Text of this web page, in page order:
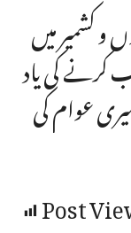
کشمیر میں
کرنے کی یاد
عوام کی
Post